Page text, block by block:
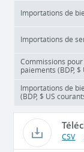
Importations de
Importations de
Commissions
paiements (BDP, $
Importations de
(BDP, $ US
CSV